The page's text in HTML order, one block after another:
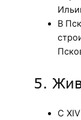
В
5.
С